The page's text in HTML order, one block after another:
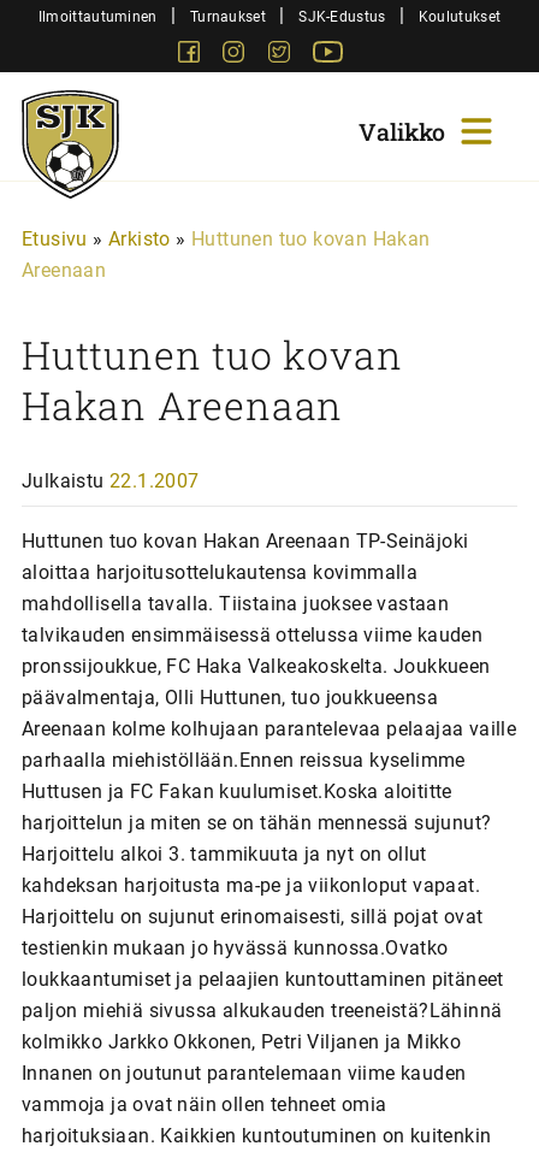
SiirryIlmoittautuminen | Turnaukset | SJK-Edustus | Koulutukset
FacebookInstagram
Twitter
Sjk-
Juniorit
Etusivu » Arkisto » Huttunen tuo kovan Hakan
Areenaan
Huttunen tuo kovan
Hakan Areenaan
Julkaistu 22.1.2007
Huttunen tuo kovan Hakan Areenaan TP-Seinäjoki
aloittaa harjoitusottelukautensa kovimmalla
mahdollisella tavalla. Tiistaina juoksee vastaan
talvikauden ensimmäisessä ottelussa viime kauden
pronssijoukkue, FC Haka Valkeakoskelta. Joukkueen
päävalmentaja, Olli Huttunen, tuo joukkueensa
Areenaan kolme kolhujaan parantelevaa pelaajaa vaille
parhaalla miehistöllään.Ennen reissua kyselimme
Huttusen ja FC Fakan kuulumiset.Koska aloititte
harjoittelun ja miten se on tähän mennessä sujunut?
Harjoittelu alkoi 3. tammikuuta ja nyt on ollut
kahdeksan harjoitusta ma-pe ja viikonloput vapaat.
Harjoittelu on sujunut erinomaisesti, sillä pojat ovat
testienkin mukaan jo hyvässä kunnossa.Ovatko
loukkaantumiset ja pelaajien kuntouttaminen pitäneet
paljon miehiä sivussa alkukauden treeneistä?Lähinnä
kolmikko Jarkko Okkonen, Petri Viljanen ja Mikko
Innanen on joutunut parantelemaan viime kauden
vammoja ja ovat näin ollen tehneet omia
harjoituksiaan. Kaikkien kuntoutuminen on kuitenkin